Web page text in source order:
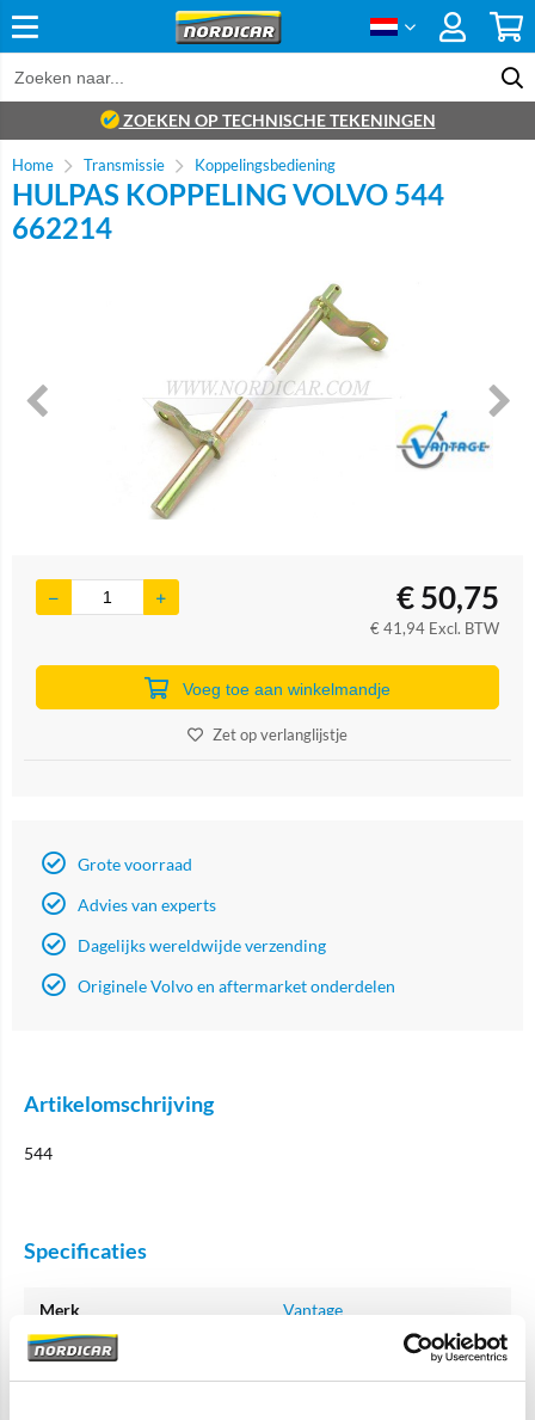
ZOEKEN OP TECHNISCHE TEKENINGEN
Home Transmissie Koppelingsbediening
HULPAS KOPPELING VOLVO 544
662214
Brand
€50,75
€41,94 Excl. BTW
Voeg toe aan winkelmandje
Zet op verlanglijstje
Grote voorraad
Advies van experts
Dagelijks wereldwijde verzending
Originele Volvo en aftermarket onderdelen
Artikelomschrijving
544
Specificaties
Merk Vantage
Artikelcode